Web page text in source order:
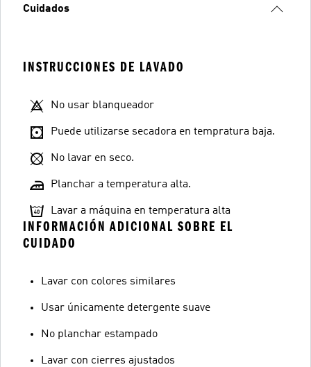
Cuidados
INSTRUCCIONES DE LAVADO
No usar blanqueador
Puede utilizarse secadora en tempratura baja.
No lavar en seco.
Planchar a temperatura alta.
Lavar a máquina en temperatura alta
INFORMACIÓN ADICIONAL SOBRE EL
CUIDADO
Lavar con colores similares
Usar únicamente detergente suave
No planchar estampado
Lavar con cierres ajustados